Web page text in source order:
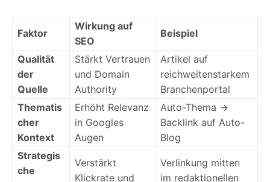
Faktor
Wirkung auf
SEO
Beispiel
Qualität
der
Quelle
Stärkt Vertrauen
und Domain
Authority
Artikel auf
reichweitenstarkem
Branchenportal
Thematis
cher
Kontext
Erhöht Relevanz
in Googles
Augen
Auto-Thema →
Backlink auf Auto-
Blog
Strategis
che
Verstärkt
Klickrate und
Verlinkung mitten
im redaktionellen